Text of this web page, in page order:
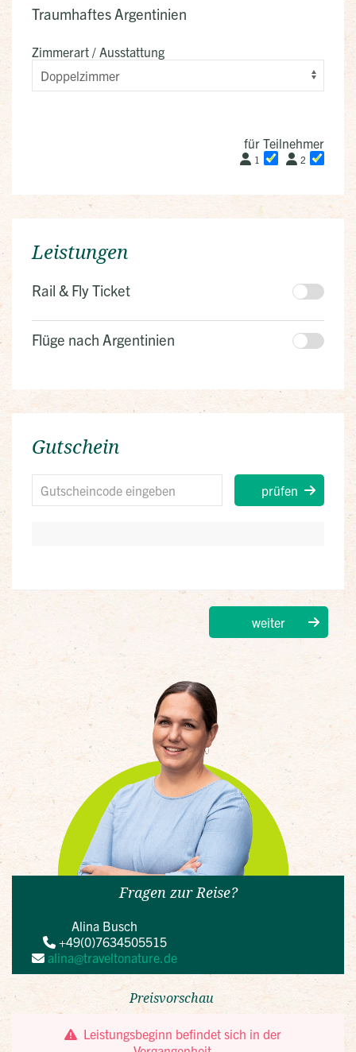
Traumhaftes Argentinien
Zimmerart / Ausstattung
für Teilnehmer
1 2
Leistungen
Rail & Fly Ticket
Flüge nach Argentinien
Gutschein
prüfen
weiter
Fragen zur Reise?
Alina Busch
+49(0)7634505515
alina@traveltonature.de
Preisvorschau
Leistungsbeginn befindet sich in der